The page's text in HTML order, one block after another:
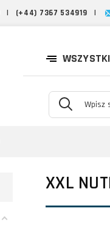
| (+44) 7367 534919 |
XXL